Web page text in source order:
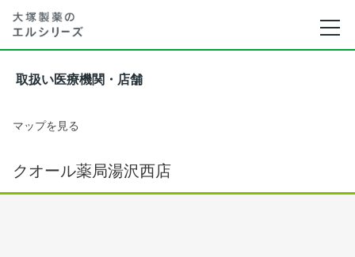
取扱い医療機関・店舗
マップを見る
クオール薬局湯沢西店